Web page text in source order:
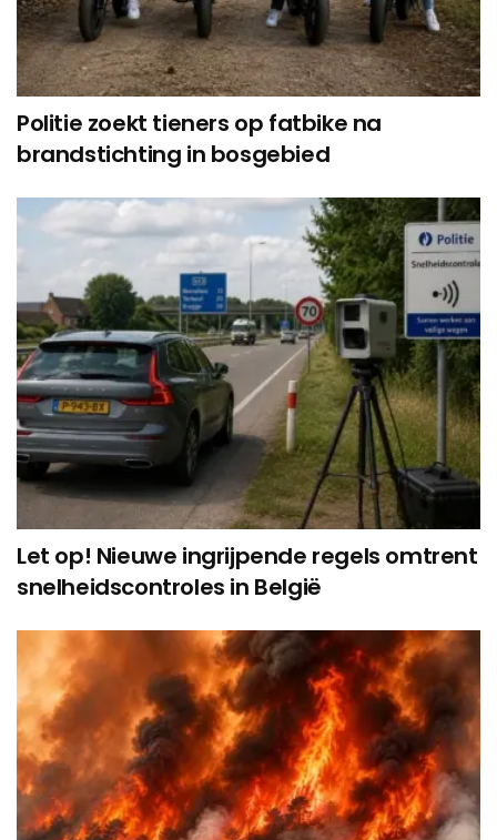
Politie zoekt tieners op fatbike na
brandstichting in bosgebied
Let op! Nieuwe ingrijpende regels omtrent
snelheidscontroles in België